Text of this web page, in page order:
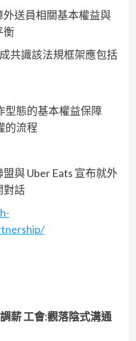
送員相關基本權益與
衡
共識該法規框架應包括
型態的基本權益保障
的流程
與 Uber Eats 宣布就外
對話
薪 工會:觀落陰式溝通